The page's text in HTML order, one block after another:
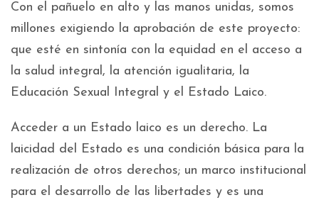
Con el pañuelo en alto y las manos unidas, somos
millones exigiendo la aprobación de este proyecto:
que esté en sintonía con la equidad en el acceso a
la salud integral, la atención igualitaria, la
Educación Sexual Integral y el Estado Laico.
Acceder a un Estado laico es un derecho. La
laicidad del Estado es una condición básica para la
realización de otros derechos; un marco institucional
para el desarrollo de las libertades y es una